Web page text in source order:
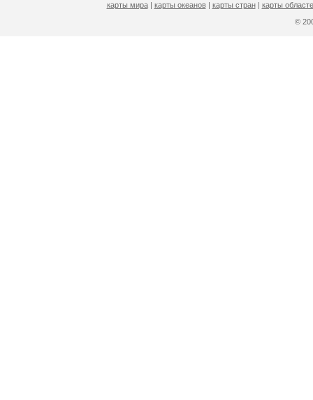
карты мира| карты океанов| карты стран| карты
©